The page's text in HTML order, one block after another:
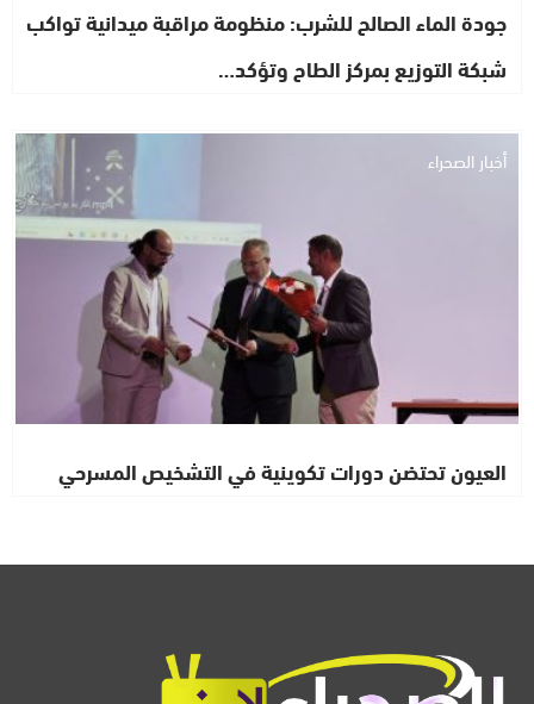
جودة الماء الصالح للشرب: منظومة مراقبة ميدانية تواكب
شبكة التوزيع بمركز الطاح وتؤكد…
أخبار الصحراء
العيون تحتضن دورات تكوينية في التشخيص المسرحي